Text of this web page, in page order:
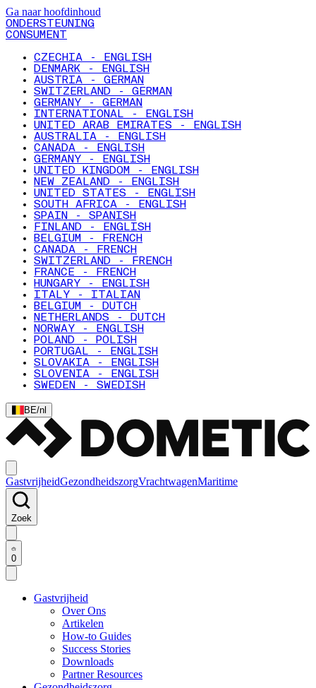
Ga naar hoofdinhoud
ONDERSTEUNING
CONSUMENT
CZECHIA - ENGLISH
DENMARK - ENGLISH
AUSTRIA - GERMAN
SWITZERLAND - GERMAN
GERMANY - GERMAN
INTERNATIONAL - ENGLISH
UNITED ARAB EMIRATES - ENGLISH
AUSTRALIA - ENGLISH
CANADA - ENGLISH
GERMANY - ENGLISH
UNITED KINGDOM - ENGLISH
NEW ZEALAND - ENGLISH
UNITED STATES - ENGLISH
SOUTH AFRICA - ENGLISH
SPAIN - SPANISH
FINLAND - ENGLISH
BELGIUM - FRENCH
CANADA - FRENCH
SWITZERLAND - FRENCH
FRANCE - FRENCH
HUNGARY - ENGLISH
ITALY - ITALIAN
BELGIUM - DUTCH
NETHERLANDS - DUTCH
NORWAY - ENGLISH
POLAND - POLISH
PORTUGAL - ENGLISH
SLOVAKIA - ENGLISH
SLOVENIA - ENGLISH
SWEDEN - SWEDISH
BE/nl
GastvrijheidGezondheidszorgVrachtwagenMaritime
Zoek
0
Gastvrijheid
Over Ons
Artikelen
How-to Guides
Success Stories
Downloads
Partner Resources